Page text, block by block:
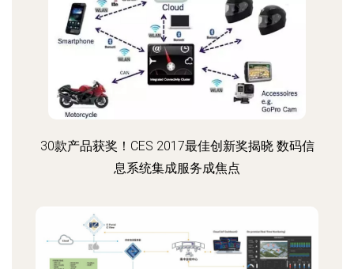
30款产品获奖！CES 2017最佳创新奖揭晓 数码信
息系统集成服务成焦点